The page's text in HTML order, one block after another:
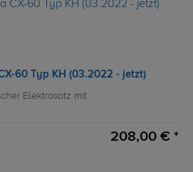
60 Typ KH (03.2022 - jetzt)
Elektrosatz mit
208,00 € *